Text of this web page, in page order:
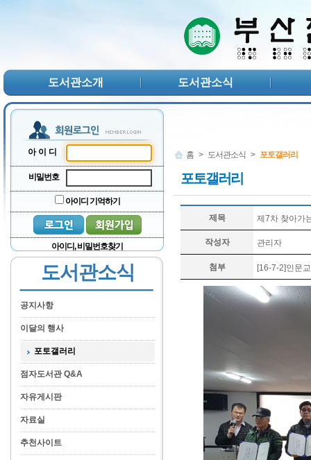
도서관소개 도서관소식
아이디
비밀번호
아이디 기억하기
아이디, 비밀번호찾기
도서관소식
공지사항
이달의 행사
포토갤러리
점자도서관 Q&A
자유게시판
자료실
추천사이트
홈 > 도서관소식 > 포토갤러리
포토갤러리
제목 제7차 찾아가
작성자 관리자
첨부 [16-7-2]인문